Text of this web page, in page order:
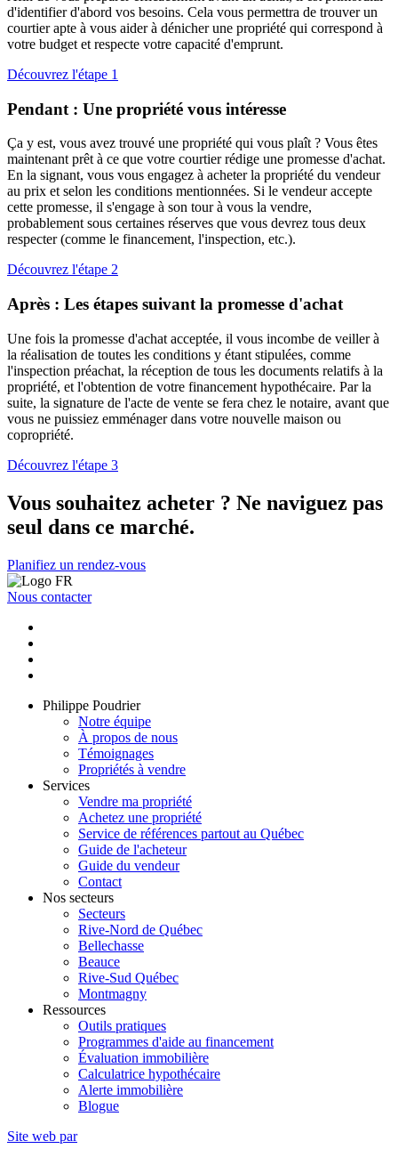
d'identifier d'abord vos besoins. Cela vous permettra de trouver un
courtier apte à vous aider à dénicher une propriété qui correspond à
votre budget et respecte votre capacité d'emprunt.
Découvrez l'étape 1
Pendant : Une propriété vous intéresse
Ça y est, vous avez trouvé une propriété qui vous plaît ? Vous êtes
maintenant prêt à ce que votre courtier rédige une promesse d'achat.
En la signant, vous vous engagez à acheter la propriété du vendeur
au prix et selon les conditions mentionnées. Si le vendeur accepte
cette promesse, il s'engage à son tour à vous la vendre,
probablement sous certaines réserves que vous devrez tous deux
respecter (comme le financement, l'inspection, etc.).
Découvrez l'étape 2
Après : Les étapes suivant la promesse d'achat
Une fois la promesse d'achat acceptée, il vous incombe de veiller à
la réalisation de toutes les conditions y étant stipulées, comme
l'inspection préachat, la réception de tous les documents relatifs à la
propriété, et l'obtention de votre financement hypothécaire. Par la
suite, la signature de l'acte de vente se fera chez le notaire, avant que
vous ne puissiez emménager dans votre nouvelle maison ou
copropriété.
Découvrez l'étape 3
Vous souhaitez acheter ? Ne naviguez pas
seul dans ce marché.
Planifiez un rendez-vous
Nous contacter
Philippe Poudrier
Notre équipe
À propos de nous
Témoignages
Propriétés à vendre
Services
Vendre ma propriété
Achetez une propriété
Service de références partout au Québec
Guide de l'acheteur
Guide du vendeur
Contact
Nos secteurs
Secteurs
Rive-Nord de Québec
Bellechasse
Beauce
Rive-Sud Québec
Montmagny
Ressources
Outils pratiques
Programmes d'aide au financement
Évaluation immobilière
Calculatrice hypothécaire
Alerte immobilière
Blogue
Site web par